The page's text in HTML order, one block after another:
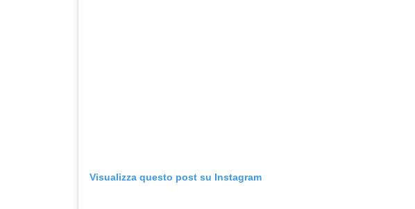
Visualizza questo post su Instagram